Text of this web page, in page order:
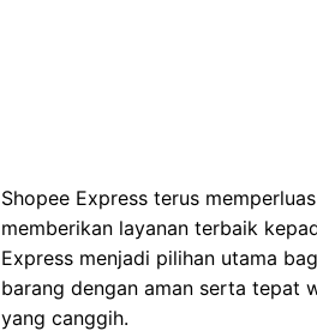
Shopee Express terus
memberikan layanan terbaik
Express menjadi pilihan utama
barang dengan aman serta tepat
yang canggih.